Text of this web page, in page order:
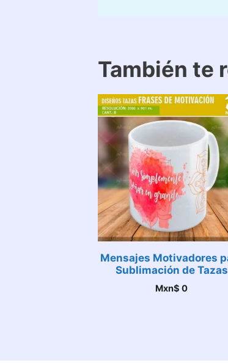
También te
Mensajes Motivadores
Sublimación de Tazas
Mxn$ 0